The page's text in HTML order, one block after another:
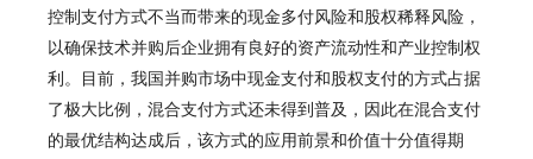
控制支付方式不当而带来的现金多付风险和股权稀释风险，
以确保技术并购后企业拥有良好的资产流动性和产业控制权
利。目前，我国并购市场中现金支付和股权支付的方式占据
了极大比例，混合支付方式还未得到普及，因此在混合支付
的最优结构达成后，该方式的应用前景和价值十分值得期